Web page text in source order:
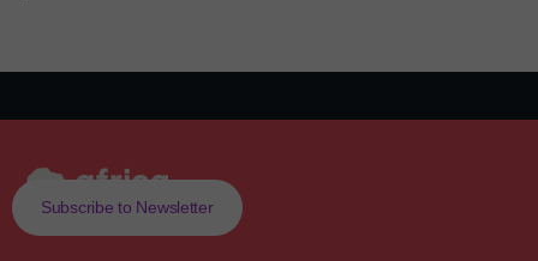
Subscribe to Newsletter